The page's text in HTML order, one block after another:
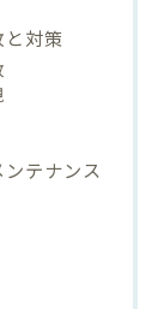
対策
テナンス